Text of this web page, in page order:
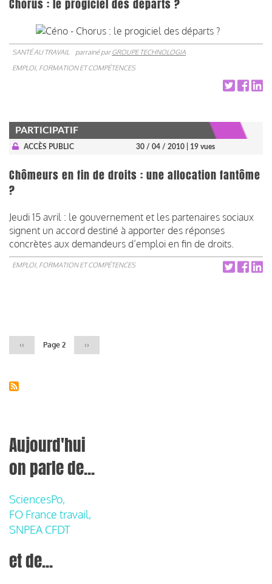
Chorus : le progiciel des départs ?
SANTÉ AU TRAVAIL parrainé parGROUPE TECHNOLOGIA
EMPLOI, FORMATION ET COMPÉTENCES
PARTICIPATIF
ACCÈS PUBLIC 30 / 04 / 2010 | 19 vues
Chômeurs en fin de droits : une allocation fantôme
?
Jeudi 15 avril : le gouvernement et les partenaires sociaux
signent un accord destiné à apporter des réponses
concrètes aux demandeurs d’emploi en fin de droits.
EMPLOI, FORMATION ET COMPÉTENCES
Page
précédente
‹‹ Page 2
Page
››
Aujourd'hui
on parle de...
SciencesPo,
FO France travail,
SNPEA CFDT
et de...